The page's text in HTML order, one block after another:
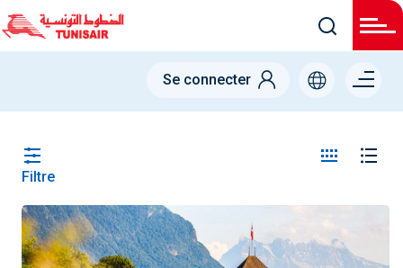
Se connecter
Menu
Tunisie (TN)
Filtre